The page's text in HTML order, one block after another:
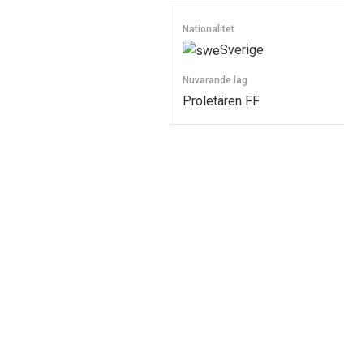
Nationalitet
Sverige
Nuvarande lag
Proletären FF